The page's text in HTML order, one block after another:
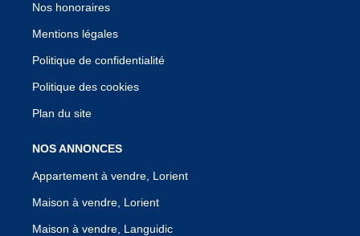
Nos honoraires
Mentions légales
Politique de confidentialité
Politique des cookies
Plan du site
NOS ANNONCES
Appartement à vendre, Lorient
Maison à vendre, Lorient
Maison à vendre, Languidic